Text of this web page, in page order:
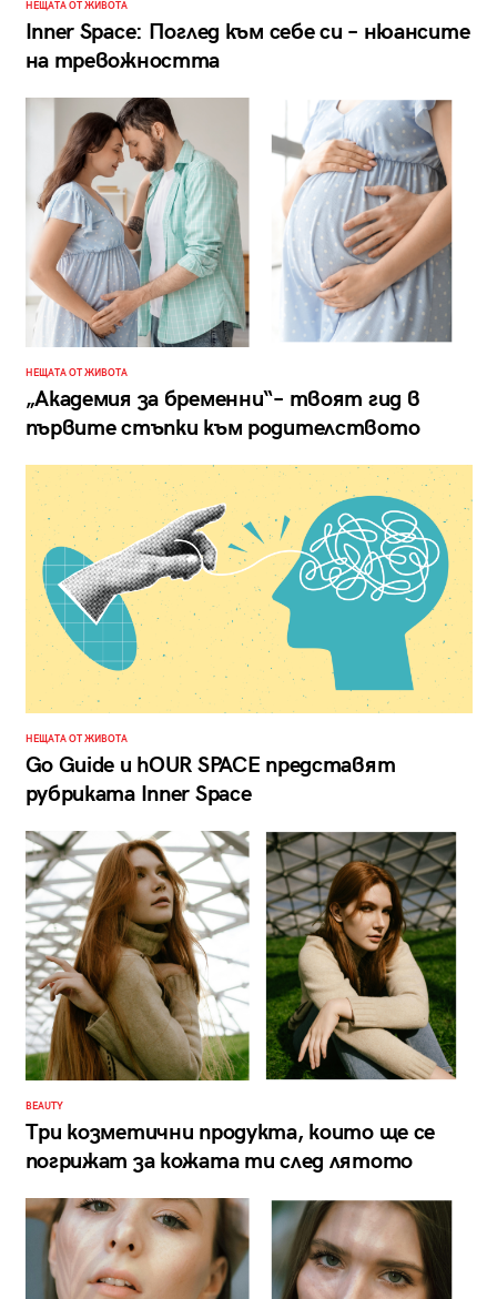
НЕЩАТА ОТ ЖИВОТА
Inner Space: Поглед към себе си – нюансите
на тревожността
НЕЩАТА ОТ ЖИВОТА
„Академия за бременни“– твоят гид в
първите стъпки към родителството
НЕЩАТА ОТ ЖИВОТА
Go Guide и hOUR SPACE представят
рубриката Inner Space
BEAUTY
Три козметични продукта, които ще се
погрижат за кожата ти след лятото